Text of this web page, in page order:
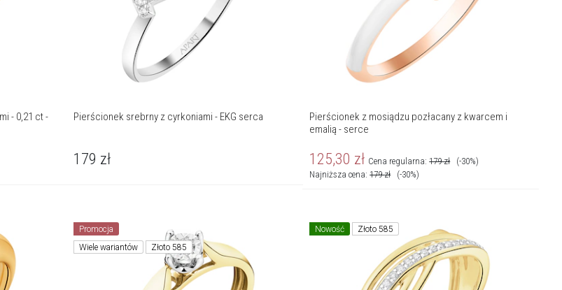
- 0,21 ct -
Pierścionek srebrny z cyrkoniami - EKG serca
179 zł
Pierścionek z mosiądzu pozłacany z kwarcem i
emalią - serce
125,30 zł Cena regularna:179 zł
(-30%)
Najniższa cena:179 zł (-30%)
Promocja
Wiele wariantów
Złoto 585
Nowość Złoto 585